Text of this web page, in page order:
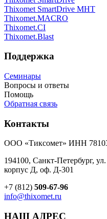
Thixomet SmartDrive MHT
Thixomet.MACRO
Thixomet.CI
Thixomet.Blast
Поддержка
Семинары
Вопросы и ответы
Помощь
Обратная связь
Контакты
ООО «Тиксомет» ИНН
194100, Санкт-Петербург,
корпус Д, оф. Д-301
+7 (812) 509-67-96
info@thixomet.ru
НАШ АДРЕС